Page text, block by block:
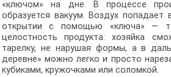
«ключом» на дне. В процессе
образуется вакуум. Воздух попадает
открытии с помощью «ключа» —
целостность продукта: хозяйка
тарелку, не нарушая формы, а в
деревне» можно легко и просто
кубиками, кружочками или соломкой.